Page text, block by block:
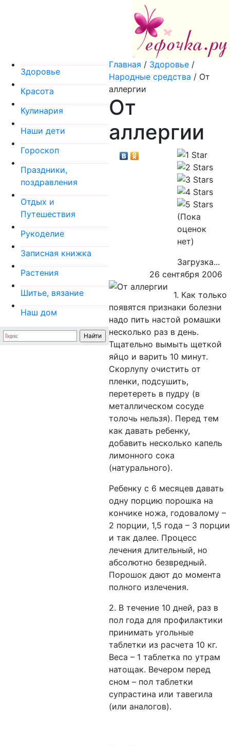
Здоровье
Красота
Кулинария
Наши дети
Гороскоп
Праздники,
поздравления
Отдых и
Путешествия
Рукоделие
Записная книжка
Растения
Шитье, вязание
Наш дом
Главная / Здоровье /
Народные средства / От
аллергии
От
аллергии
(Пока
оценок
нет)
Загрузка...
26 сентября 2006
1. Как только
появятся признаки болезни
надо пить настой ромашки
несколько раз в день.
Тщательно вымыть щеткой
яйцо и варить 10 минут.
Скорлупу очистить от
пленки, подсушить,
перетереть в пудру (в
металлическом сосуде
толочь нельзя). Перед тем
как давать ребенку,
добавить несколько капель
лимонного сока
(натурального).
Ребенку с 6 месяцев давать
одну порцию порошка на
кончике ножа, годовалому –
2 порции, 1,5 года – 3 порции
и так далее. Процесс
лечения длительный, но
абсолютно безвредный.
Порошок дают до момента
полного излечения.
2. В течение 10 дней, раз в
пол года для профилактики
принимать угольные
таблетки из расчета 10 кг.
Веса – 1 таблетка по утрам
натощак. Вечером перед
сном – пол таблетки
супрастина или тавегила
(или аналогов).